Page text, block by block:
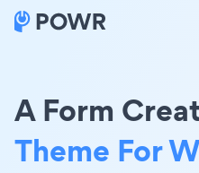
A Form
Theme For